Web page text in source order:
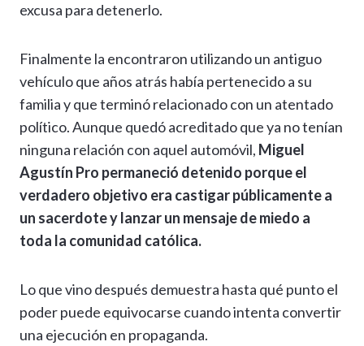
excusa para detenerlo.
Finalmente la encontraron utilizando un antiguo
vehículo que años atrás había pertenecido a su
familia y que terminó relacionado con un atentado
político. Aunque quedó acreditado que ya no tenían
ninguna relación con aquel automóvil, Miguel
Agustín Pro permaneció detenido porque el
verdadero objetivo era castigar públicamente a
un sacerdote y lanzar un mensaje de miedo a
toda la comunidad católica.
Lo que vino después demuestra hasta qué punto el
poder puede equivocarse cuando intenta convertir
una ejecución en propaganda.